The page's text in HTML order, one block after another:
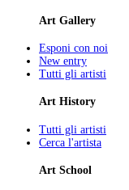
Art Gallery
Esponi con noi
New entry
Tutti gli artisti
Art History
Tutti gli artisti
Cerca l'artista
Art School